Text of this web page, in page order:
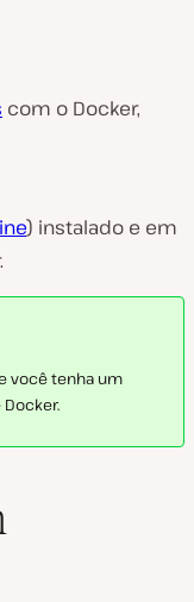
com o Docker,
) instalado e em
você tenha um